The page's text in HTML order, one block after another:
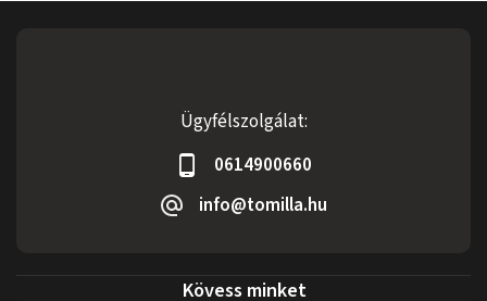
Ügyfélszolgálat:
0614900660
info@tomilla.hu
Kövess minket